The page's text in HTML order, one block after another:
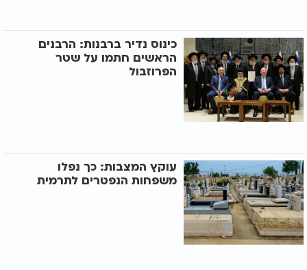
כינוס נדיר ברבנות: הרבנים
הראשים חתמו על שטר
הפרוזבול
עוקץ המצבות: כך נפלו
משפחות הנפטרים לתרמית